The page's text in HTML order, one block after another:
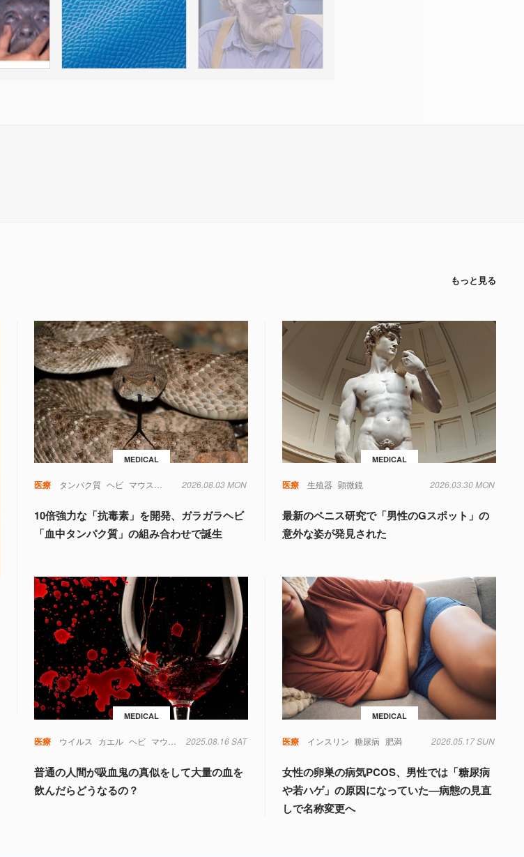
もっと見る
MEDICAL
医療 タンパク質 ヘビ マウス 実験 毒 遺伝子
2026.08.03 MON
10倍強力な「抗毒素」を開発、ガラガラヘビ
「血中タンパク質」の組み合わせで誕生
MEDICAL
医療 生殖器 顕微鏡 2026.03.30 MON
最新のペニス研究で「男性のGスポット」の
意外な姿が発見された
MEDICAL
医療 ウイルス カエル ヘビ マウス 免疫 毒 糖尿病 遺伝子
2025.08.16 SAT
普通の人間が吸血鬼の真似をして大量の血を
飲んだらどうなるの？
MEDICAL
医療 インスリン 糖尿病 肥満 2026.05.17 SUN
女性の卵巣の病気PCOS、男性では「糖尿病
や若ハゲ」の原因になっていた―病態の見直
しで名称変更へ